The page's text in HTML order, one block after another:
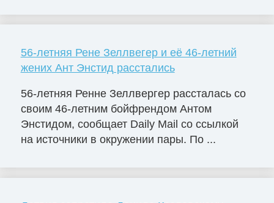
56-летняя Рене Зеллвегер и её 46-летний
жених Ант Энстид расстались
56-летняя Ренне Зеллвергер рассталась со
своим 46-летним бойфрендом Антом
Энстидом, сообщает Daily Mail со ссылкой
на источники в окружении пары. По ...